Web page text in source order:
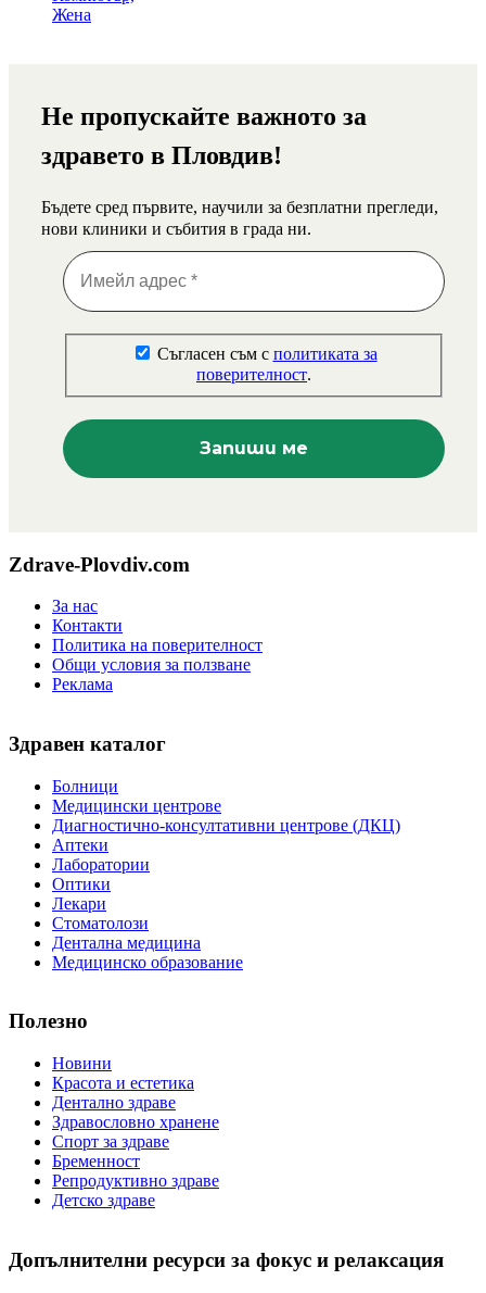
Не пропускайте важното за
здравето в Пловдив!
Бъдете сред първите, научили за безплатни прегледи,
нови клиники и събития в града ни.
Съгласен съм с политиката за
поверителност.
Zdrave-Plovdiv.com
За нас
Контакти
Политика на поверителност
Общи условия за ползване
Реклама
Здравен каталог
Болници
Медицински центрове
Диагностично-консултативни центрове (ДКЦ)
Аптеки
Лаборатории
Оптики
Лекари
Стоматолози
Дентална медицина
Медицинско образование
Полезно
Новини
Красота и естетика
Дентално здраве
Здравословно хранене
Спорт за здраве
Бременност
Репродуктивно здраве
Детско здраве
Допълнителни ресурси за фокус и релаксация